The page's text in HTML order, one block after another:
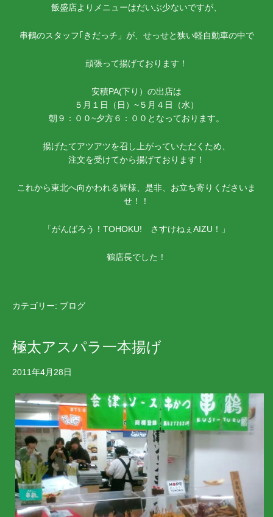
飯盛店よりメニューはだいぶ少ないですが、
串鶴のスタッフ｢きだっチ」が、せっせと狭い軽自動車の中で
頑張って揚げております！
安積PA(下り）の出店は
５月１日（日）~５月４日（水）
朝９：００~夕方６：００となっております。
揚げたてアツアツを召し上がっていただくため、
注文を受けてから揚げております！
これから東北へ向かわれる皆様、是非、お立ち寄りくださいま
せ！！
「がんばろう！TOHOKU! さすけねぇAIZU！」
鶴店長でした！
カテゴリー: ブログ
極太アスパラ一本揚げ
2011年4月28日